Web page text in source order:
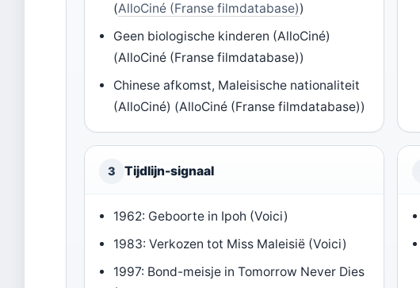
(AlloCiné (Franse filmdatabase))
Geen biologische kinderen (AlloCiné)
(AlloCiné (Franse filmdatabase))
Chinese afkomst, Maleisische nationaliteit
(AlloCiné) (AlloCiné (Franse filmdatabase))
3 Tijdlijn-signaal
1962: Geboorte in Ipoh (Voici)
1983: Verkozen tot Miss Maleisië (Voici)
1997: Bond-meisje in Tomorrow Never Dies